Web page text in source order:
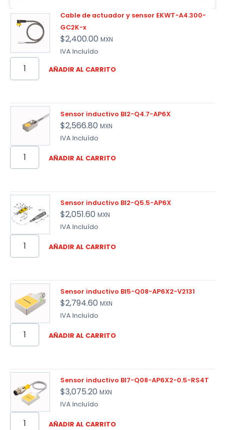
Cable de actuador y sensor EKWT-A4.300-
GC2K-x
$2,400.00 MXN
IVA Incluído
AÑADIR AL CARRITO
Sensor inductivo BI2-Q4.7-AP6X
$2,566.80 MXN
IVA Incluído
AÑADIR AL CARRITO
Sensor inductivo BI2-Q5.5-AP6X
$2,051.60 MXN
IVA Incluído
AÑADIR AL CARRITO
Sensor inductivo BI5-Q08-AP6X2-V2131
$2,794.60 MXN
IVA Incluído
AÑADIR AL CARRITO
Sensor inductivo BI7-Q08-AP6X2-0.5-RS4T
$3,075.20 MXN
IVA Incluído
AÑADIR AL CARRITO